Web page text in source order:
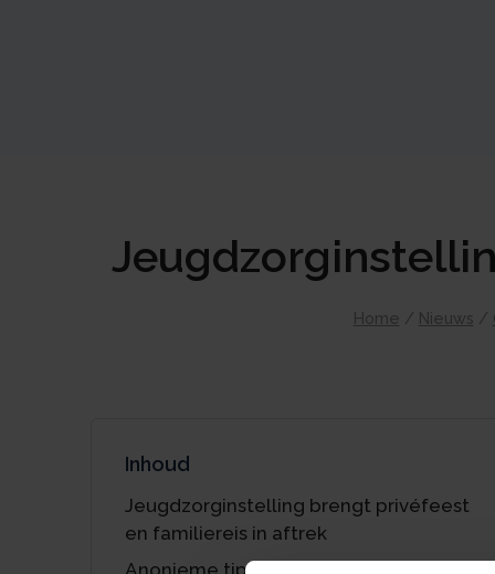
Home / Nieuws /
Inhoud
Jeugdzorginstelling brengt privéfeest
en familiereis in aftrek